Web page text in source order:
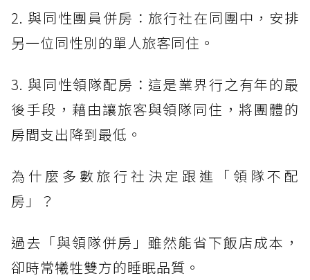
2. 與同性團員併房：旅行社在同團中，安排
另一位同性別的單人旅客同住。
3. 與同性領隊配房：這是業界行之有年的最
後手段，藉由讓旅客與領隊同住，將團體的
房間支出降到最低。
為什麼多數旅行社決定跟進「領隊不配
房」？
過去「與領隊併房」雖然能省下飯店成本，
卻時常犧牲雙方的睡眠品質。